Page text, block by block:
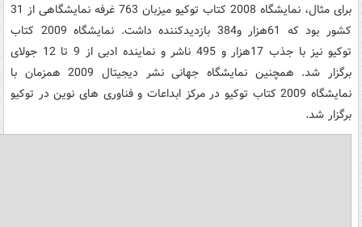
برای مثال، نمایشگاه 2008 کتاب توکیو میزبان 763 غرفه نمایشگاهی از 31
کشور بود که 61هزار و384 بازدیدکننده داشت. نمایشگاه 2009 کتاب
توکیو نیز با جذب 17هزار و 495 ناشر و نماینده ادبی از 9 تا 12 جولای
برگزار شد. همچنین نمایشگاه جهانی نشر دیجیتال 2009 همزمان با
نمایشگاه 2009 کتاب توکیو در مرکز ابداعات و فناوری های نوین در توکیو
برگزار شد.